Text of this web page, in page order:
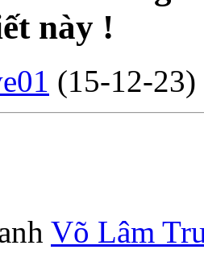
này !
(15-12-23)
Võ Lâm